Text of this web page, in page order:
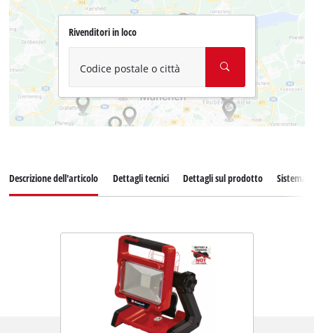
Rivenditori in loco
Codice postale o città
Descrizione dell'articolo Dettagli tecnici Dettagli sul prodotto Sistema